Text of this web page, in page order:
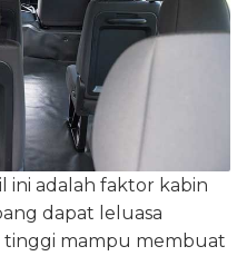
ini adalah faktor kabin
dapat leluasa
tinggi mampu membuat